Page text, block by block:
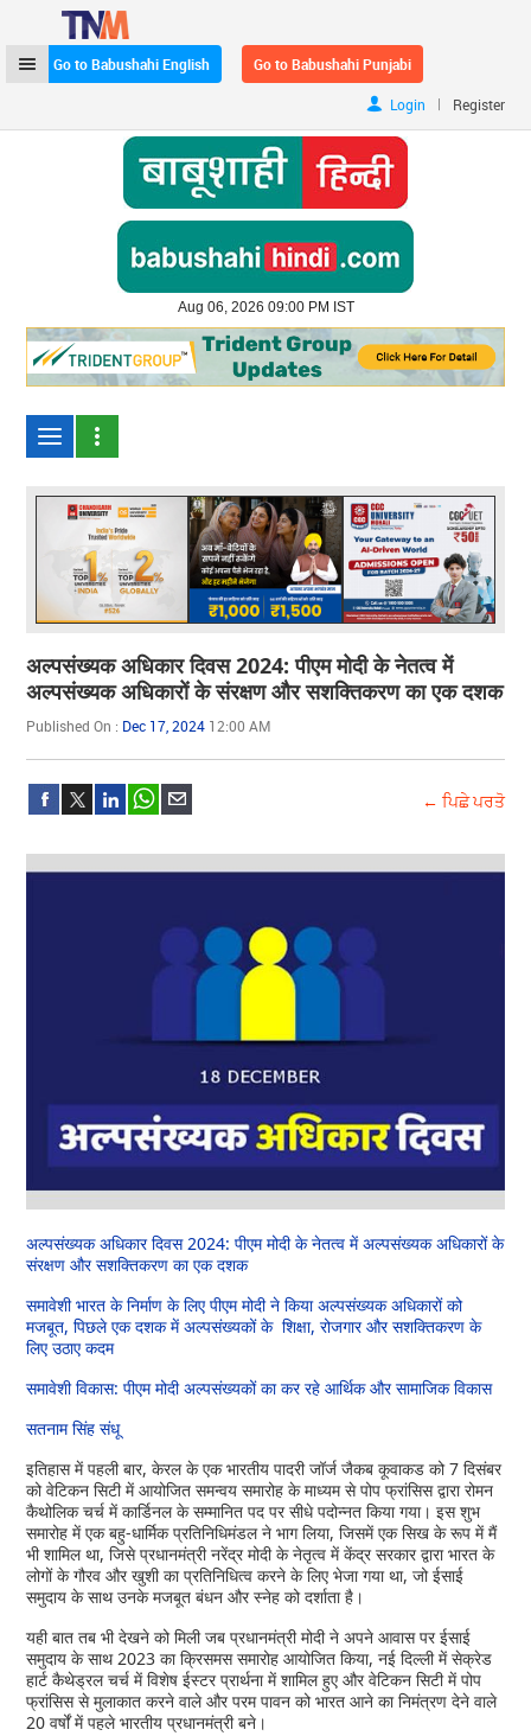
Go to Babushahi English Go to Babushahi Punjabi
Login | Register
Aug 06, 2026 09:00 PM IST
अल्पसंख्यक अधिकार दिवस 2024: पीएम मोदी के नेतत्व में
अल्पसंख्यक अधिकारों के संरक्षण और सशक्तिकरण का एक दशक
Published On : Dec 17, 2024 12:00 AM
← ਪਿਛੇ ਪਰਤੋ
अल्पसंख्यक अधिकार दिवस 2024: पीएम मोदी के नेतत्व में अल्पसंख्यक अधिकारों के
संरक्षण और सशक्तिकरण का एक दशक
समावेशी भारत के निर्माण के लिए पीएम मोदी ने किया अल्पसंख्यक अधिकारों को
मजबूत, पिछले एक दशक में अल्पसंख्यकों के शिक्षा, रोजगार और सशक्तिकरण के
लिए उठाए कदम
समावेशी विकास: पीएम मोदी अल्पसंख्यकों का कर रहे आर्थिक और सामाजिक विकास
सतनाम सिंह संधू
इतिहास में पहली बार, केरल के एक भारतीय पादरी जॉर्ज जैकब कूवाकड को 7 दिसंबर
को वेटिकन सिटी में आयोजित समन्वय समारोह के माध्यम से पोप फ्रांसिस द्वारा रोमन
कैथोलिक चर्च में कार्डिनल के सम्मानित पद पर सीधे पदोन्नत किया गया। इस शुभ
समारोह में एक बहु-धार्मिक प्रतिनिधिमंडल ने भाग लिया, जिसमें एक सिख के रूप में मैं
भी शामिल था, जिसे प्रधानमंत्री नरेंद्र मोदी के नेतृत्व में केंद्र सरकार द्वारा भारत के
लोगों के गौरव और खुशी का प्रतिनिधित्व करने के लिए भेजा गया था, जो ईसाई
समुदाय के साथ उनके मजबूत बंधन और स्नेह को दर्शाता है।
यही बात तब भी देखने को मिली जब प्रधानमंत्री मोदी ने अपने आवास पर ईसाई
समुदाय के साथ 2023 का क्रिसमस समारोह आयोजित किया, नई दिल्ली में सेक्रेड
हार्ट कैथेड्रल चर्च में विशेष ईस्टर प्रार्थना में शामिल हुए और वेटिकन सिटी में पोप
फ्रांसिस से मुलाकात करने वाले और परम पावन को भारत आने का निमंत्रण देने वाले
20 वर्षों में पहले भारतीय प्रधानमंत्री बने।